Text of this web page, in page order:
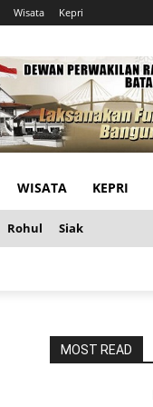
Wisata Kepri
WISATA KEPRI
Rohul Siak
MOST READ